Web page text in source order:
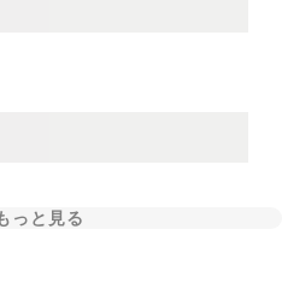
っと見る